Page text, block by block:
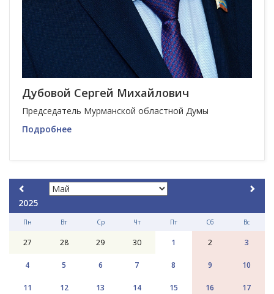
Дубовой Сергей Михайлович
Председатель Мурманской областной Думы
Подробнее
2025
Пн Вт Ср Чт Пт Сб Вс
27 28 29 30 1 2 3
4 5 6 7 8 9 10
11 12 13 14 15 16 17